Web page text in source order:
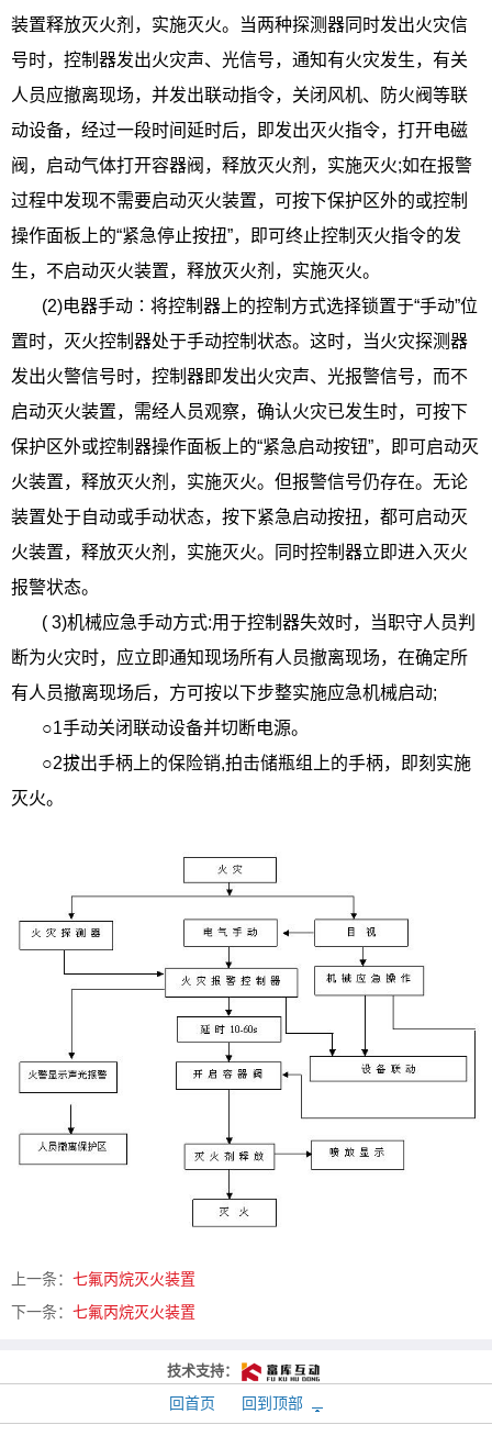
装置释放灭火剂，实施灭火。当两种探测器同时发出火灾信
号时，控制器发出火灾声、光信号，通知有火灾发生，有关
人员应撤离现场，并发出联动指令，关闭风机、防火阀等联
动设备，经过一段时间延时后，即发出灭火指令，打开电磁
阀，启动气体打开容器阀，释放灭火剂，实施灭火;如在报警
过程中发现不需要启动灭火装置，可按下保护区外的或控制
操作面板上的“紧急停止按扭”，即可终止控制灭火指令的发
生，不启动灭火装置，释放灭火剂，实施灭火。
(2)电器手动∶将控制器上的控制方式选择锁置于“手动”位
置时，灭火控制器处于手动控制状态。这时，当火灾探测器
发出火警信号时，控制器即发出火灾声、光报警信号，而不
启动灭火装置，需经人员观察，确认火灾已发生时，可按下
保护区外或控制器操作面板上的“紧急启动按钮”，即可启动灭
火装置，释放灭火剂，实施灭火。但报警信号仍存在。无论
装置处于自动或手动状态，按下紧急启动按扭，都可启动灭
火装置，释放灭火剂，实施灭火。同时控制器立即进入灭火
报警状态。
( 3)机械应急手动方式:用于控制器失效时，当职守人员判
断为火灾时，应立即通知现场所有人员撤离现场，在确定所
有人员撤离现场后，方可按以下步整实施应急机械启动;
○1手动关闭联动设备并切断电源。
○2拔出手柄上的保险销,拍击储瓶组上的手柄，即刻实施
灭火。
上一条： 七氟丙烷灭火装置
下一条： 七氟丙烷灭火装置
技术支持：
回首页 回到顶部